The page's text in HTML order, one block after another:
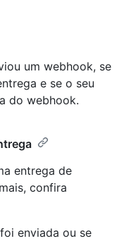
um webhook, se
e se o seu
do webhook.
entrega de
confira
enviada ou se